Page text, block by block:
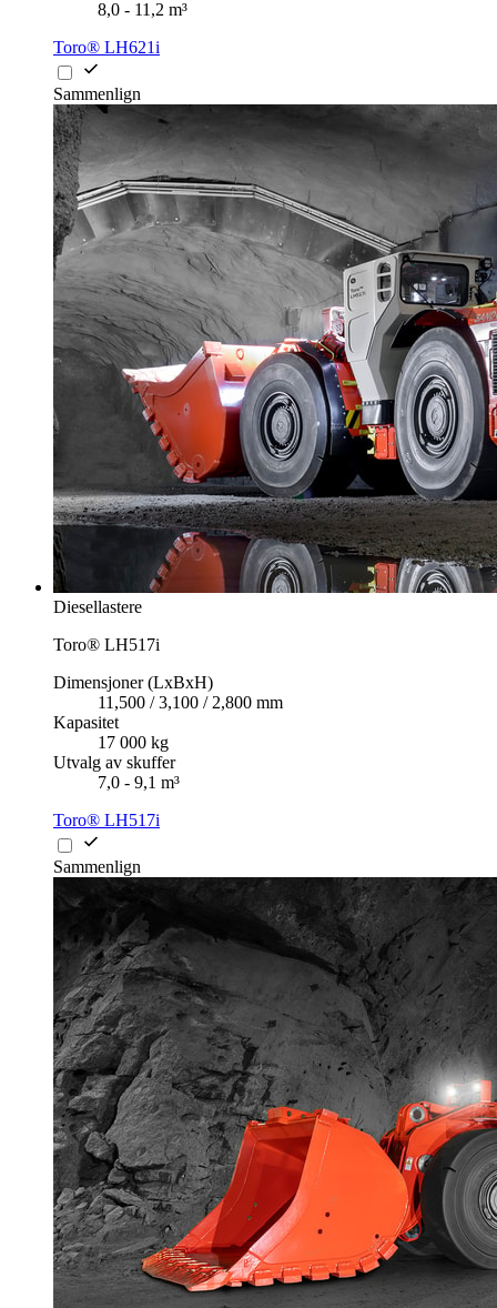
8,0 - 11,2 m³
Toro® LH621i
Sammenlign
Diesellastere
Toro® LH517i
Dimensjoner (LxBxH)
11,500 / 3,100 / 2,800 mm
Kapasitet
17 000 kg
Utvalg av skuffer
7,0 - 9,1 m³
Toro® LH517i
Sammenlign